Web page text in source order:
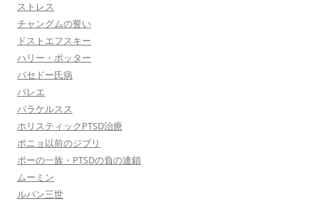
ストレス
チャングムの誓い
ドストエフスキー
ハリー・ポッター
バセドー氏病
バレエ
パラケルスス
ホリスティックPTSD治療
ポニョ以前のジブリ
ポーの一族・PTSDの負の連鎖
ムーミン
ルパン三世